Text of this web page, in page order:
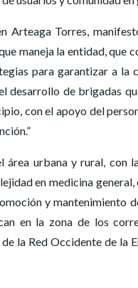
Arteaga Torres,
maneja la entidad, que
para garantizar a la
desarrollo de brigadas
con el apoyo del
área urbana y rural, con
en medicina
y mantenimiento
en la zona de los
la Red Occidente de la